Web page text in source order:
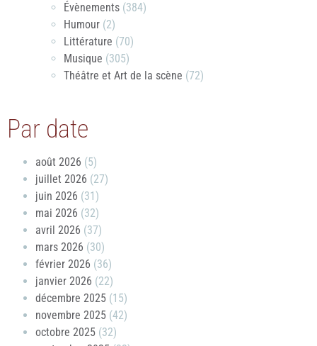
Évènements (384)
Humour (2)
Littérature (70)
Musique (305)
Théâtre et Art de la scène (72)
Par date
août 2026 (5)
juillet 2026 (27)
juin 2026 (31)
mai 2026 (32)
avril 2026 (37)
mars 2026 (30)
février 2026 (36)
janvier 2026 (22)
décembre 2025 (15)
novembre 2025 (42)
octobre 2025 (32)